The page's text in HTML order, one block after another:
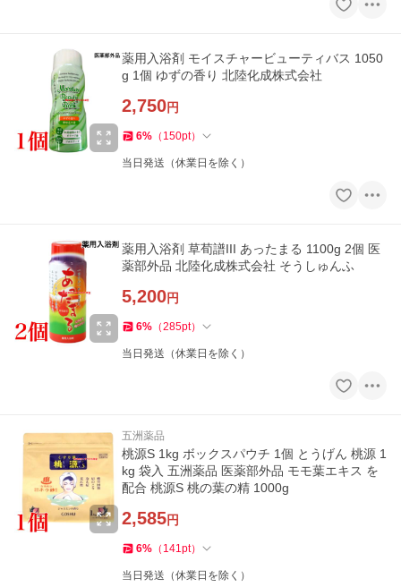
薬用入浴剤 モイスチャービューティバス 1050
g 1個 ゆずの香り 北陸化成株式会社
2,750円
6% （ 150pt）
当日発送（休業日を除く）
薬用入浴剤 草荀譜III あったまる 1100g 2個 医
薬部外品 北陸化成株式会社 そうしゅんふ
5,200円
6% （285pt）
当日発送（休業日を除く）
五洲薬品
桃源S 1kg ボックスパウチ 1個 とうげん 桃源 1
kg 袋入 五洲薬品 医薬部外品 モモ葉エキス を
配合 桃源S 桃の葉の精 1000g
2,585円
6% （ 141pt）
当日発送（休業日を除く）